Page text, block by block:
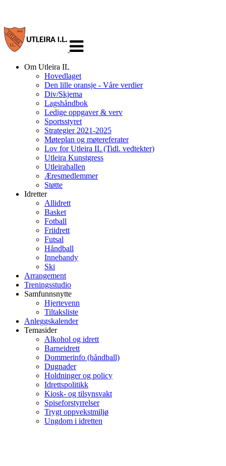
navigasjon
Om Utleira IL
Hovedlaget
Den lille oransje - Våre verdier
Div/Skjema
Lagshåndbok
Ledige oppgaver & verv
Sportsstyret
Strategier 2021-2025
Møteplan og møtereferater
Lov for Utleira IL (Tidl. vedtekter)
Utleira Kunstgress
Utleirahallen
Æresmedlemmer
Støtte
Idretter
Allidrett
Basket
Fotball
Friidrett
Futsal
Håndball
Innebandy
Ski
Arrangement
Treningsstudio
Samfunnsnytte
Hjertevenn
Tiltaksliste
Anleggskalender
Temasider
Alkohol og idrett
Barneidrett
Dommerinfo (håndball)
Dugnader
Holdninger og policy
Idrettspolitikk
Kiosk- og tilsynsvakt
Spiseforstyrrelser
Trygt oppvekstmiljø
Ungdom i idretten